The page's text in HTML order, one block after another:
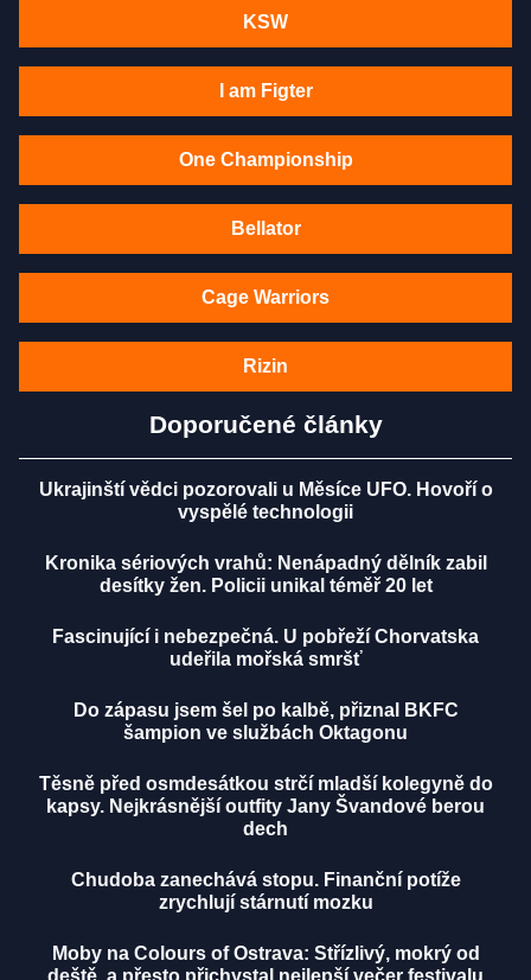
KSW
I am Figter
One Championship
Bellator
Cage Warriors
Rizin
Doporučené články
Ukrajinští vědci pozorovali u Měsíce UFO. Hovoří o
vyspělé technologii
Kronika sériových vrahů: Nenápadný dělník zabil
desítky žen. Policii unikal téměř 20 let
Fascinující i nebezpečná. U pobřeží Chorvatska
udeřila mořská smršť
Do zápasu jsem šel po kalbě, přiznal BKFC
šampion ve službách Oktagonu
Těsně před osmdesátkou strčí mladší kolegyně do
kapsy. Nejkrásnější outfity Jany Švandové berou
dech
Chudoba zanechává stopu. Finanční potíže
zrychlují stárnutí mozku
Moby na Colours of Ostrava: Střízlivý, mokrý od